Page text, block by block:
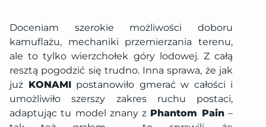
Doceniam szerokie możliwości doboru
kamuflażu, mechaniki przemierzania terenu,
ale to tylko wierzchołek góry lodowej. Z całą
resztą pogodzić się trudno. Inna sprawa, że jak
już KONAMIpostanowiło gmerać w całości i
umożliwiło szerszy zakres ruchu postaci,
adaptując tu model znany z Phantom Pain–